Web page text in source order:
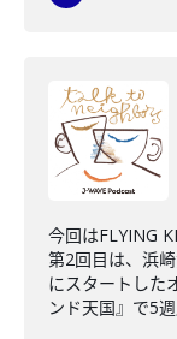
今回はFLYING
第2回目は、浜
にスタートした
ンド天国』で5